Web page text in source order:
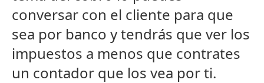
conversar con el cliente para que
sea por banco y tendrás que ver los
impuestos a menos que contrates
un contador que los vea por ti.